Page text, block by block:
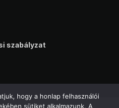
szabályzat
hogy a honlap felhasználói
sütiket alkalmazunk. A